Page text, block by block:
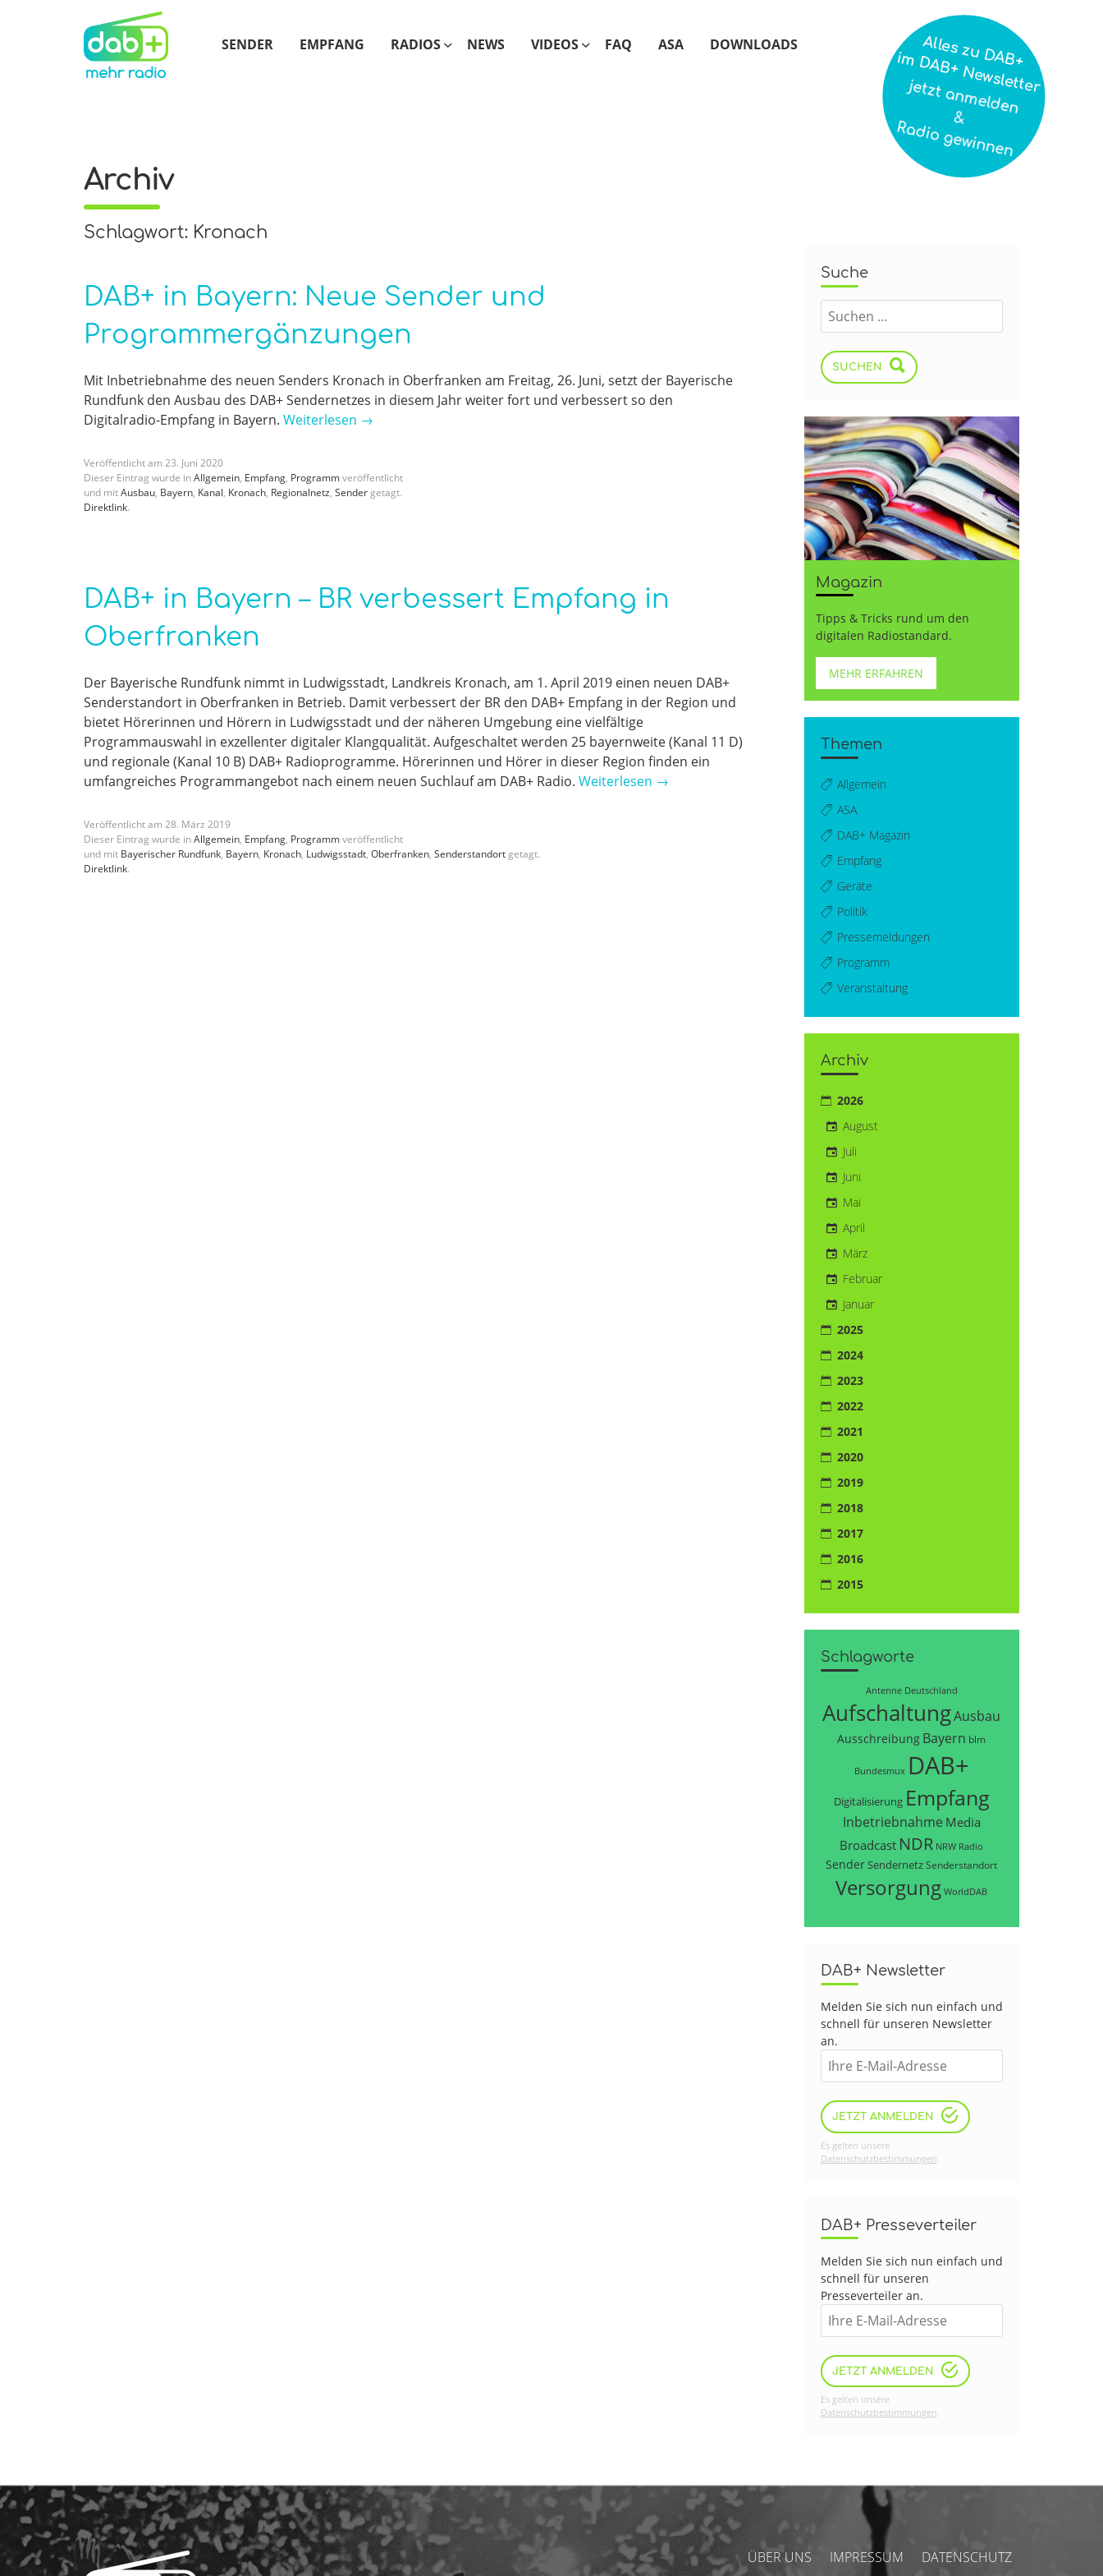
SENDER EMPFANG RADIOS NEWS VIDEOS FAQ ASA DOWNLOADS
Archiv
Schlagwort: Kronach
DAB+ in Bayern: Neue Sender und
Programmergänzungen
Mit Inbetriebnahme des neuen Senders Kronach in Oberfranken am Freitag, 26. Juni, setzt der Bayerische
Rundfunk den Ausbau des DAB+ Sendernetzes in diesem Jahr weiter fort und verbessert so den
Digitalradio-Empfang in Bayern. Weiterlesen →
Veröffentlicht am 23. Juni 2020
Dieser Eintrag wurde inAllgemein, Empfang, Programmveröffentlicht
und mitAusbau, Bayern, Kanal, Kronach, Regionalnetz, Sender getagt.
Direktlink.
DAB+ in Bayern – BR verbessert Empfang in
Oberfranken
Der Bayerische Rundfunk nimmt in Ludwigsstadt, Landkreis Kronach, am 1. April 2019 einen neuen DAB+
Senderstandort in Oberfranken in Betrieb. Damit verbessert der BR den DAB+ Empfang in der Region und
bietet Hörerinnen und Hörern in Ludwigsstadt und der näheren Umgebung eine vielfältige
Programmauswahl in exzellenter digitaler Klangqualität. Aufgeschaltet werden 25 bayernweite (Kanal 11 D)
und regionale (Kanal 10 B) DAB+ Radioprogramme. Hörerinnen und Hörer in dieser Region finden ein
umfangreiches Programmangebot nach einem neuen Suchlauf am DAB+ Radio. Weiterlesen →
Veröffentlicht am 28. März 2019
Dieser Eintrag wurde inAllgemein, Empfang, Programmveröffentlicht
und mit Bayerischer Rundfunk, Bayern, Kronach, Ludwigsstadt, Oberfranken, Senderstandort getagt.
Direktlink.
Suche
SUCHEN
Magazin
Tipps & Tricks rund um den
digitalen Radiostandard.
MEHR ERFAHREN
Themen
Allgemein
ASA
DAB+ Magazin
Empfang
Geräte
Politik
Pressemeldungen
Programm
Veranstaltung
Archiv
2026
August
Juli
Juni
Mai
April
März
Februar
Januar
2025
2024
2023
2022
2021
2020
2019
2018
2017
2016
2015
Schlagworte
Antenne Deutschland
AufschaltungAusbau
Ausschreibung Bayern blm
Bundesmux DAB+
Digitalisierung Empfang
Inbetriebnahme Media
Broadcast NDR NRW Radio
SenderSendernetzSenderstandort
Versorgung WorldDAB
DAB+ Newsletter
Melden Sie sich nun einfach und
schnell für unseren Newsletter
an.
JETZT ANMELDEN
Es gelten unsere
Datenschutzbestimmungen
DAB+ Presseverteiler
Melden Sie sich nun einfach und
schnell für unseren
Presseverteiler an.
JETZT ANMELDEN
Es gelten unsere
Datenschutzbestimmungen.
ÜBER UNS IMPRESSUM DATENSCHUTZ
Alles zu DAB+
im DAB+ Newsletter
jetzt anmelden
&
Radio gewinnen